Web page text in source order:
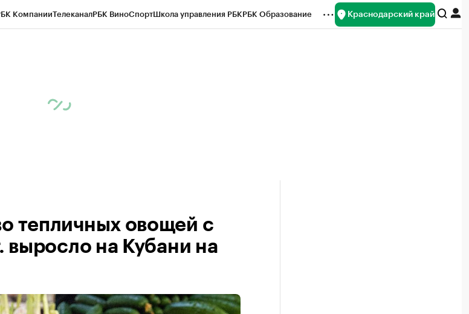
КомпанииТелеканалРБК ВиноСпортШкола управления РБКРБК Образование Краснодарский край
тепличных овощей с
выросло на Кубани на